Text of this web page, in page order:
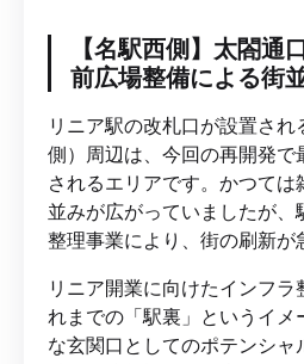
【名駅西側】太閤通
前広場整備による街
リニア駅の改札口が設置さ
側）周辺は、今回の再開発で
されるエリアです。かつて
並みが広がっていましたが
整理事業により、街の刷新が
リニア開業に向けたインフラ
れまでの「駅裏」というイメ
な玄関口としてのポテンシャ